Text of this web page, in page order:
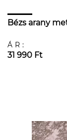
Bézs arany
ÁR:
31 990 Ft